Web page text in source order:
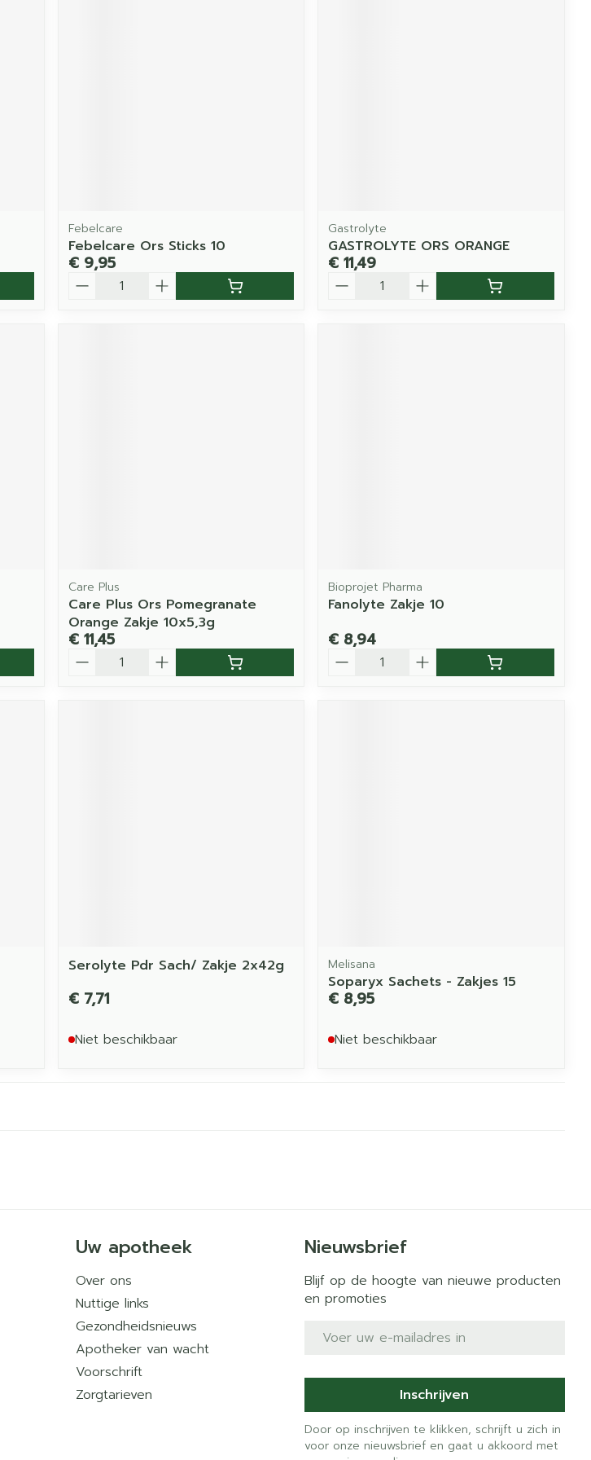
Febelcare
Febelcare Ors Sticks 10
€ 9,95
Gastrolyte
GASTROLYTE ORS ORANGE
€ 11,49
Care Plus
Care Plus Ors Pomegranate
Orange Zakje 10x5,3g
€ 11,45
Bioprojet Pharma
Fanolyte Zakje 10
€ 8,94
Serolyte Pdr Sach/ Zakje 2x42g
€ 7,71
Niet beschikbaar
Melisana
Soparyx Sachets - Zakjes 15
€ 8,95
Niet beschikbaar
Uw apotheek
Over ons
Nuttige links
Gezondheidsnieuws
Apotheker van wacht
Voorschrift
Zorgtarieven
Nieuwsbrief
Blijf op de hoogte van nieuwe producten
en promoties
E-mail adres
Inschrijven
Door op inschrijven te klikken, schrijft u zich in
voor onze nieuwsbrief en gaat u akkoord met